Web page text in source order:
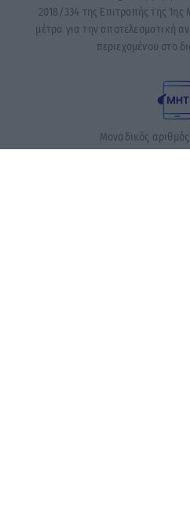
2018/334 της Επιτροπής της 1ης
μέτρα για την αποτελεσματική
περιεχομένου στο
Μοναδικός